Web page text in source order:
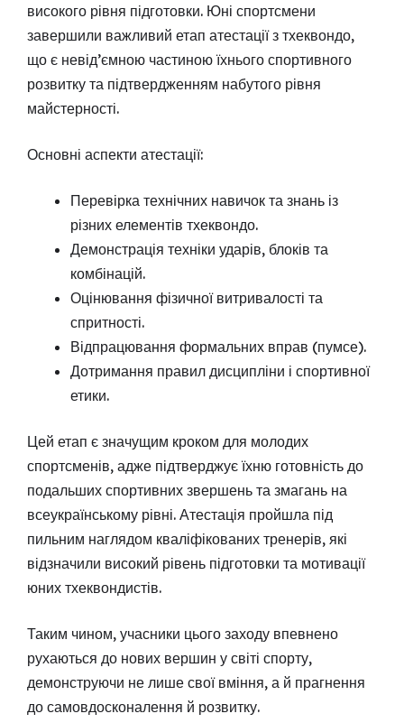
високого рівня підготовки. Юні спортсмени
завершили важливий етап атестації з тхеквондо,
що є невід’ємною частиною їхнього спортивного
розвитку та підтвердженням набутого рівня
майстерності.
Основні аспекти атестації:
Перевірка технічних навичок та знань із
різних елементів тхеквондо.
Демонстрація техніки ударів, блоків та
комбінацій.
Оцінювання фізичної витривалості та
спритності.
Відпрацювання формальних вправ (пумсе).
Дотримання правил дисципліни і спортивної
етики.
Цей етап є значущим кроком для молодих
спортсменів, адже підтверджує їхню готовність до
подальших спортивних звершень та змагань на
всеукраїнському рівні. Атестація пройшла під
пильним наглядом кваліфікованих тренерів, які
відзначили високий рівень підготовки та мотивації
юних тхеквондистів.
Таким чином, учасники цього заходу впевнено
рухаються до нових вершин у світі спорту,
демонструючи не лише свої вміння, а й прагнення
до самовдосконалення й розвитку.